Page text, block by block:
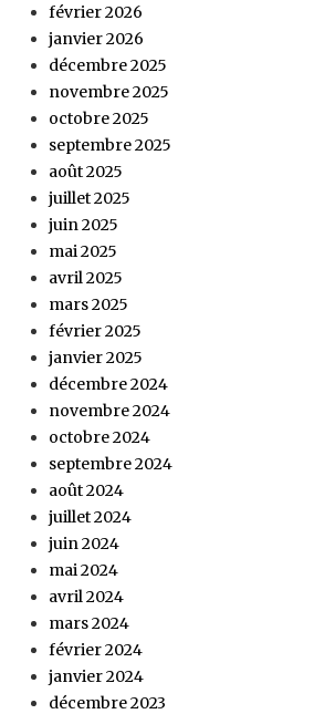
février 2026
janvier 2026
décembre 2025
novembre 2025
octobre 2025
septembre 2025
août 2025
juillet 2025
juin 2025
mai 2025
avril 2025
mars 2025
février 2025
janvier 2025
décembre 2024
novembre 2024
octobre 2024
septembre 2024
août 2024
juillet 2024
juin 2024
mai 2024
avril 2024
mars 2024
février 2024
janvier 2024
décembre 2023